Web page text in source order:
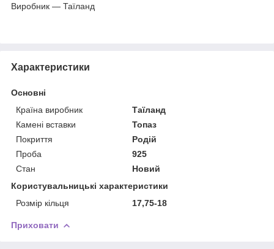
Виробник — Таїланд
Характеристики
Основні
Країна виробник
Таїланд
Камені вставки
Топаз
Покриття
Родій
Проба
925
Стан
Новий
Користувальницькі характеристики
Розмір кільця
17,75-18
Приховати